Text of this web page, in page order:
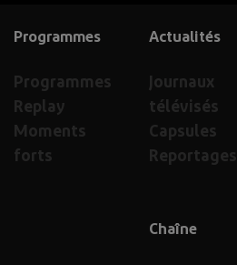
Actualités
Journaux
télévisés
Capsules
Reportages
Programmes
Programmes
Replay
Moments
forts
Chaîne